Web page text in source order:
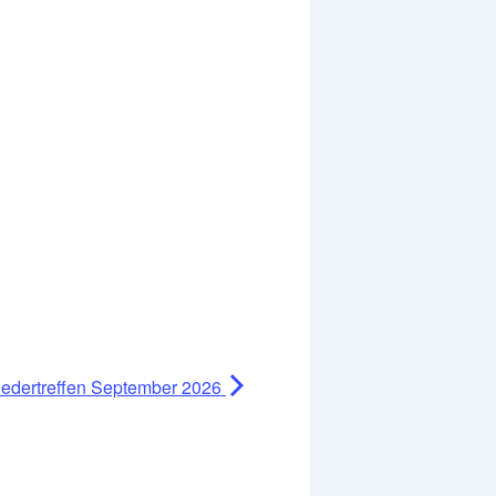
September 2026